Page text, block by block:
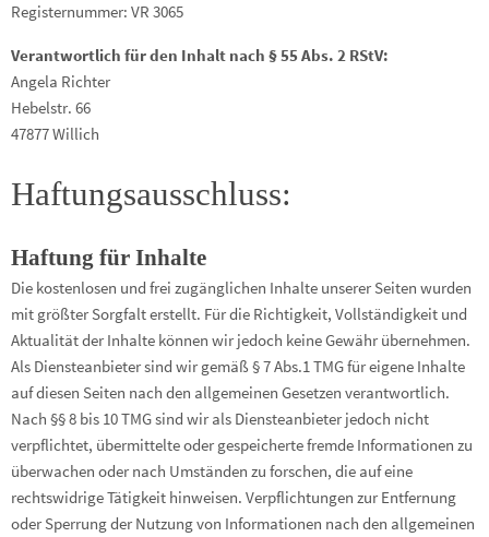
Registernummer: VR 3065
Verantwortlich für den Inhalt nach § 55 Abs. 2 RStV:
Angela Richter
Hebelstr. 66
47877 Willich
Haftungsausschluss:
Haftung für Inhalte
Die kostenlosen und frei zugänglichen Inhalte unserer Seiten wurden
mit größter Sorgfalt erstellt. Für die Richtigkeit, Vollständigkeit und
Aktualität der Inhalte können wir jedoch keine Gewähr übernehmen.
Als Diensteanbieter sind wir gemäß § 7 Abs.1 TMG für eigene Inhalte
auf diesen Seiten nach den allgemeinen Gesetzen verantwortlich.
Nach §§ 8 bis 10 TMG sind wir als Diensteanbieter jedoch nicht
verpflichtet, übermittelte oder gespeicherte fremde Informationen zu
überwachen oder nach Umständen zu forschen, die auf eine
rechtswidrige Tätigkeit hinweisen. Verpflichtungen zur Entfernung
oder Sperrung der Nutzung von Informationen nach den allgemeinen